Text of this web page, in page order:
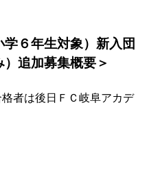
６年生対象）新入団
追加募集概要＞
は後日ＦＣ岐阜アカデ